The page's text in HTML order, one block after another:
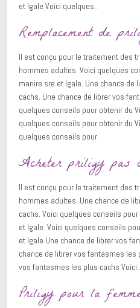
et lgale Voici quelques..
Remplacement de
Il est conçu pour le traitement des
hommes adultes. Voici quelques
manire sre et lgale. Une chance
cachs. Une chance de librer vos
quelques conseils pour obtenir du
quelques conseils pour obtenir du
quelques conseils pour..
Acheter priligy pas
Il est conçu pour le traitement des
hommes adultes. Une chance de
cachs. Voici quelques conseils
et lgale. Voici quelques conseils
et lgale Une chance de librer vos
chance de librer vos fantasmes les
vos fantasmes les plus cachs Voici..
Priligy pour la